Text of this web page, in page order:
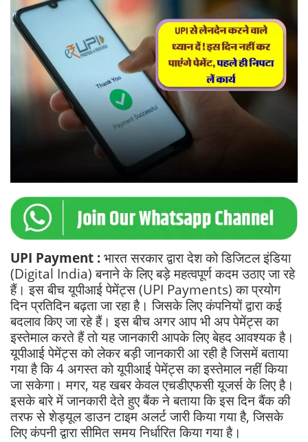
UPI Payment :भारत सरकार द्वारा देश को डिजिटल इंडिया
(Digital India) बनाने के लिए बड़े महत्वपूर्ण कदम उठाए जा रहे
हैं। इस बीच यूपीआई पेमेंट्स (UPI Payments) का प्रयोग
दिन प्रतिदिन बढ़ता जा रहा है। जिसके लिए कंपनियों द्वारा कई
बदलाव किए जा रहे हैं। इस बीच अगर आप भी अप पेमेंट्स का
इस्तेमाल करते हैं तो यह जानकारी आपके लिए बेहद आवश्यक है।
यूपीआई पेमेंट्स को लेकर बड़ी जानकारी आ रही है जिसमें बताया
गया है कि 4 अगस्त को यूपीआई पेमेंट्स का इस्तेमाल नहीं किया
जा सकेगा। मगर, यह खबर केवल एचडीएफसी यूजर्स के लिए है।
इसके बारे में जानकारी देते हुए बैंक ने बताया कि इस दिन बैंक की
तरफ से शेड्यूल डाउन टाइम अलर्ट जारी किया गया है, जिसके
लिए कंपनी द्वारा सीमित समय निर्धारित किया गया है।